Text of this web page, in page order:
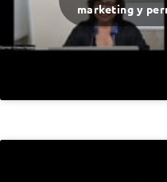
marketing y